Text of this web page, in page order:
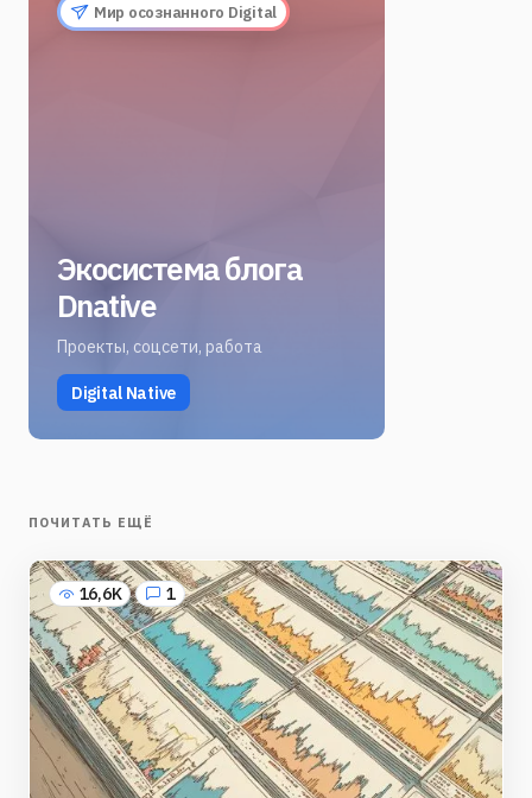
Мир осознанного Digital
Экосистема блога
Dnative
Проекты, соцсети, работа
Digital Native
ПОЧИТАТЬ ЕЩЁ
16,6K 1